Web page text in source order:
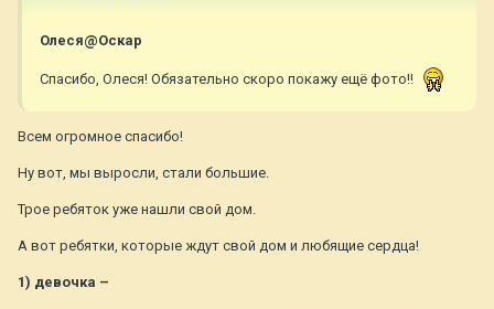
Олеся@Оскар
Спасибо, Олеся! Обязательно скоро покажу ещё фото!!
Всем огромное спасибо!
Ну вот, мы выросли, стали большие.
Трое ребяток уже нашли свой дом.
А вот ребятки, которые ждут свой дом и любящие сердца!
1) девочка –